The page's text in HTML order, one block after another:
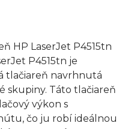
HP LaserJet P4515tn
P4515tn je
tlačiareň navrhnutá
skupiny. Táto tlačiareň
výkon s
čo ju robí ideálnou